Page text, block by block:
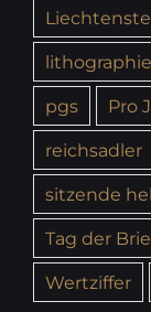
pgs
Pro
reichsadler
sitzende
Tag der
Wertziffer